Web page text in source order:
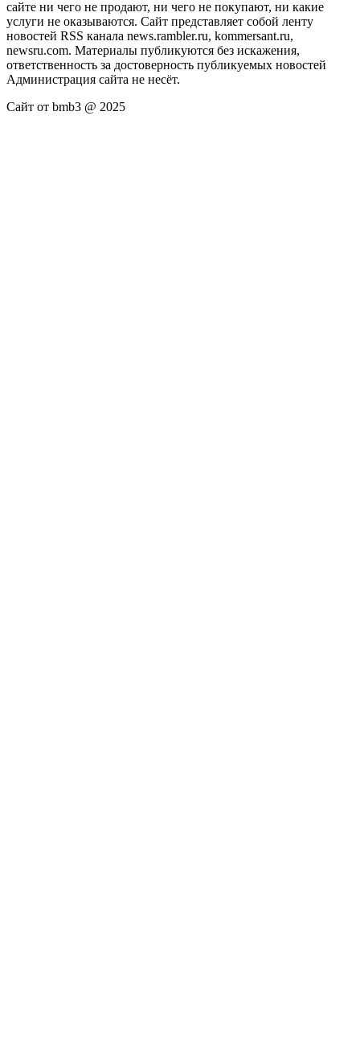
сайте ни чего не продают, ни чего не покупают, ни какие
услуги не оказываются. Сайт представляет собой ленту
новостей RSS канала news.rambler.ru, kommersant.ru,
newsru.com. Материалы публикуются без искажения,
ответственность за достоверность публикуемых новостей
Администрация сайта не несёт.
Сайт от bmb3 @ 2025